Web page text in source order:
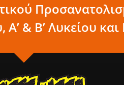
Α’ & Β’ Λυκείου